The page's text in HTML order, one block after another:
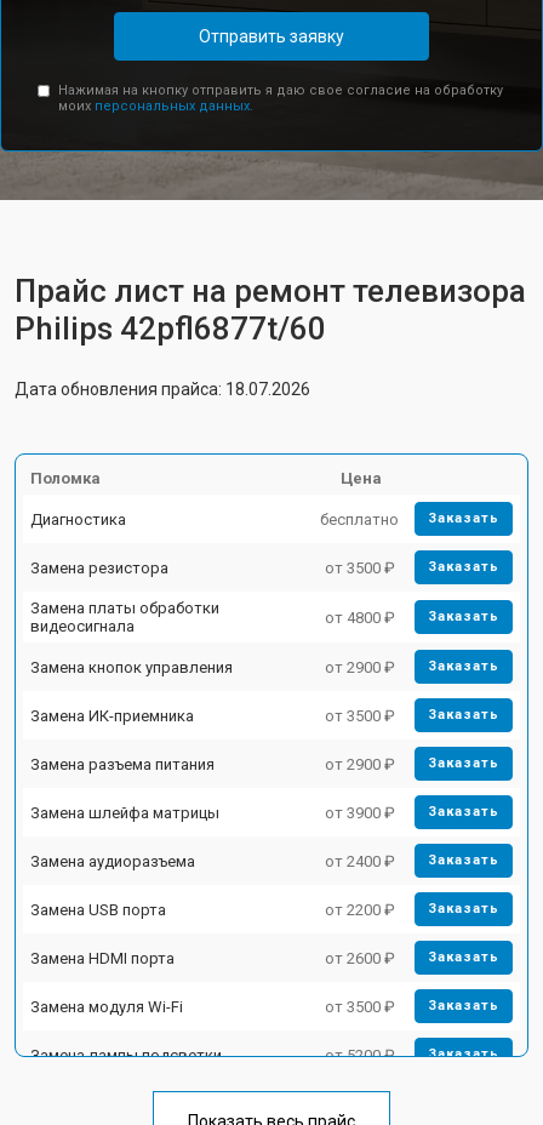
Отправить заявку
Нажимая на кнопку отправить я даю свое согласие на обработку
моих персональных данных.
Прайс лист на ремонт телевизора
Philips 42pfl6877t/60
Дата обновления прайса: 18.07.2026
Поломка Цена
Диагностика бесплатно Заказать
Замена резистора от 3500 ₽ Заказать
Замена платы обработки
видеосигнала
от 4800 ₽ Заказать
Замена кнопок управления от 2900 ₽ Заказать
Замена ИК-приемника от 3500 ₽ Заказать
Замена разъема питания от 2900 ₽ Заказать
Замена шлейфа матрицы от 3900 ₽ Заказать
Замена аудиоразъема от 2400 ₽ Заказать
Замена USB порта от 2200 ₽ Заказать
Замена HDMI порта от 2600 ₽ Заказать
Замена модуля Wi-Fi от 3500 ₽ Заказать
Замена лампы подсветки от 5200 ₽ Заказать